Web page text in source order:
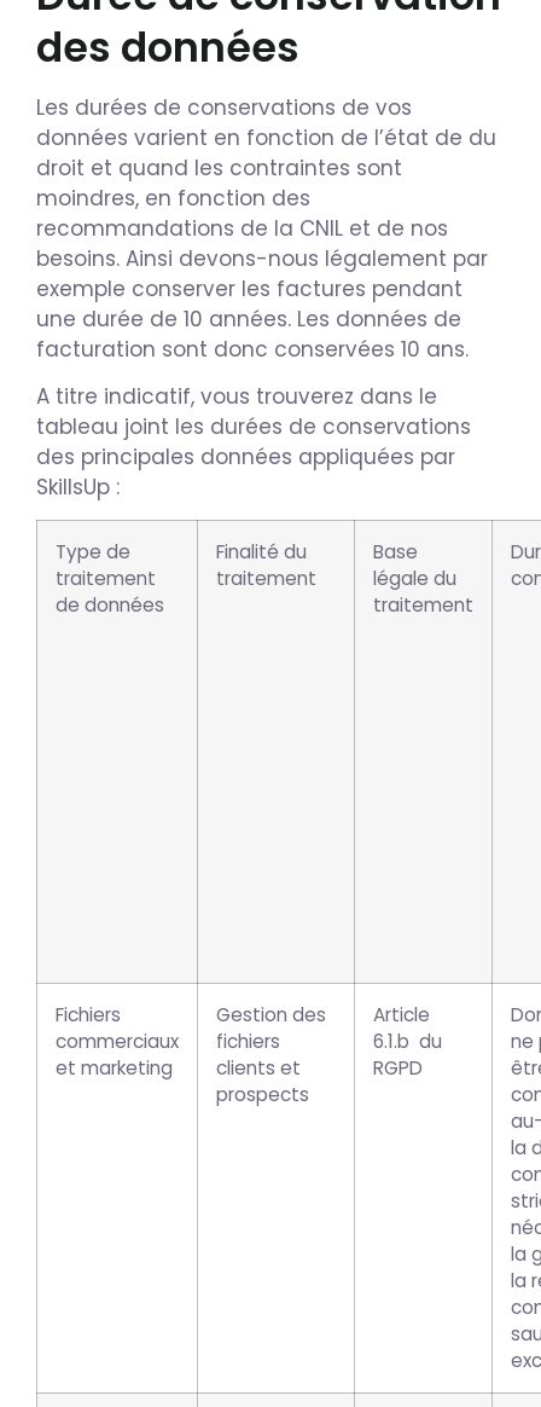
des données
Les durées de conservations de vos
données varient en fonction de l’état de du
droit et quand les contraintes sont
moindres, en fonction des
recommandations de la CNIL et de nos
besoins. Ainsi devons-nous légalement par
exemple conserver les factures pendant
une durée de 10 années. Les données de
facturation sont donc conservées 10 ans.
A titre indicatif, vous trouverez dans le
tableau joint les durées de conservations
des principales données appliquées par
SkillsUp :
Type de
traitement
de données
Finalité du
traitement
Base
légale du
traitement
Fichiers
commerciaux
et marketing
Gestion des
fichiers
clients et
prospects
Article
6.1.b du
RGPD
ne
la
la
la